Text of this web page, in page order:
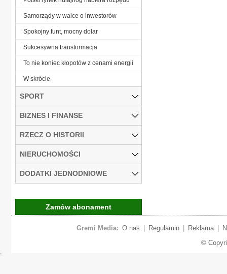
Samorządy w walce o inwestorów
Spokojny funt, mocny dolar
Sukcesywna transformacja
To nie koniec kłopotów z cenami energii
W skrócie
SPORT
BIZNES I FINANSE
RZECZ O HISTORII
NIERUCHOMOŚCI
DODATKI JEDNODNIOWE
Zamów abonament
Gremi Media: O nas Regulamin Reklama
©